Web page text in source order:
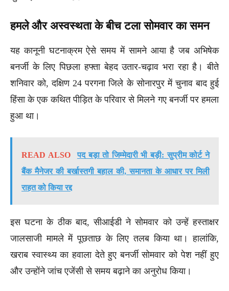
हमले और अस्वस्थता के बीच टला सोमवार का समन
यह कानूनी घटनाक्रम ऐसे समय में सामने आया है जब अभिषेक
बनर्जी के लिए पिछला हफ्ता बेहद उतार-चढ़ाव भरा रहा है। बीते
शनिवार को, दक्षिण 24 परगना जिले के सोनारपुर में चुनाव बाद हुई
हिंसा के एक कथित पीड़ित के परिवार से मिलने गए बनर्जी पर हमला
हुआ था।
READ ALSO
पद बड़ा तो जिम्मेदारी भी बड़ी: सुप्रीम कोर्ट ने
बैंक मैनेजर की बर्खास्तगी बहाल की, समानता के आधार पर मिली
राहत को किया रद्द
इस घटना के ठीक बाद, सीआईडी ने सोमवार को उन्हें हस्ताक्षर
जालसाजी मामले में पूछताछ के लिए तलब किया था। हालांकि,
खराब स्वास्थ्य का हवाला देते हुए बनर्जी सोमवार को पेश नहीं हुए
और उन्होंने जांच एजेंसी से समय बढ़ाने का अनुरोध किया।